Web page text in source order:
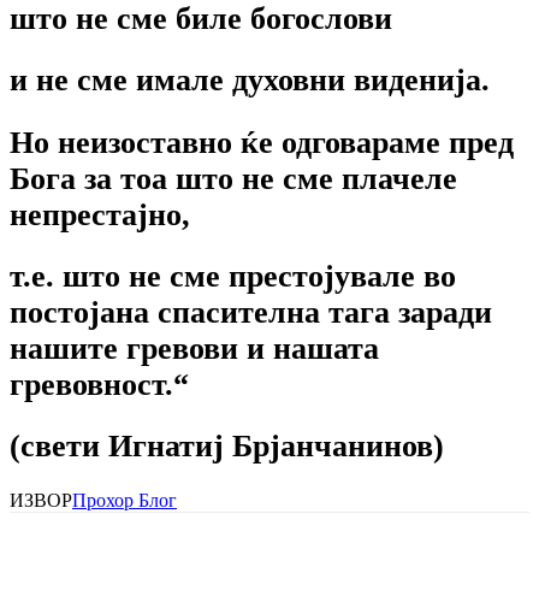
што не сме биле богослови
и не сме имале духовни виденија.
Но неизоставно ќе одговараме пред
Бога за тоа што не сме плачеле
непрестајно,
т.е. што не сме престојувале во
постојана спасителна тага заради
нашите гревови и нашата
гревовност.“
(свети Игнатиј Брјанчанинов)
ИЗВОРПрохор Блог